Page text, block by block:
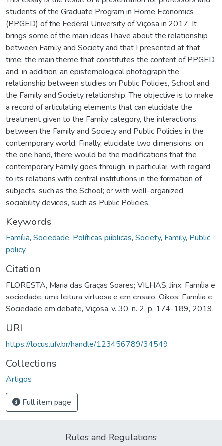
students of the Graduate Program in Home Economics
(PPGED) of the Federal University of Viçosa in 2017. It
brings some of the main ideas I have about the relationship
between Family and Society and that I presented at that
time: the main theme that constitutes the content of PPGED,
and, in addition, an epistemological photograph the
relationship between studies on Public Policies, School and
the Family and Society relationship. The objective is to make
a record of articulating elements that can elucidate the
treatment given to the Family category, the interactions
between the Family and Society and Public Policies in the
contemporary world. Finally, elucidate two dimensions: on
the one hand, there would be the modifications that the
contemporary Family goes through, in particular, with regard
to its relations with central institutions in the formation of
subjects, such as the School; or with well-organized
sociability devices, such as Public Policies.
Keywords
Família, Sociedade, Políticas públicas, Society, Family, Public
policy
Citation
FLORESTA, Maria das Graças Soares; VILHAS, Jinx. Família e
sociedade: uma leitura virtuosa e em ensaio. Oikos: Família e
Sociedade em debate, Viçosa, v. 30, n. 2, p. 174-189, 2019.
URI
https://locus.ufv.br/handle/123456789/34549
Collections
Artigos
Full item page
Rules and Regulations